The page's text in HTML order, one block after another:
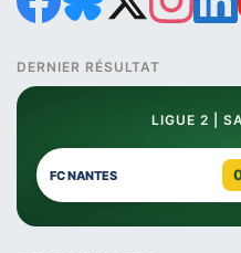
DERNIER RÉSULTAT
LIGUE 2 |
FC NANTES